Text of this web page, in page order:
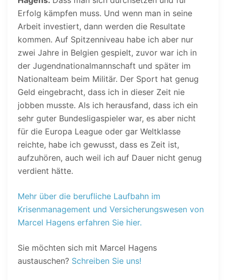
Erfolg kämpfen muss. Und wenn man in seine
Arbeit investiert, dann werden die Resultate
kommen. Auf Spitzenniveau habe ich aber nur
zwei Jahre in Belgien gespielt, zuvor war ich in
der Jugendnationalmannschaft und später im
Nationalteam beim Militär. Der Sport hat genug
Geld eingebracht, dass ich in dieser Zeit nie
jobben musste. Als ich herausfand, dass ich ein
sehr guter Bundesligaspieler war, es aber nicht
für die Europa League oder gar Weltklasse
reichte, habe ich gewusst, dass es Zeit ist,
aufzuhören, auch weil ich auf Dauer nicht genug
verdient hätte.
Mehr über die berufliche Laufbahn im
Krisenmanagement und Versicherungswesen von
Marcel Hagens erfahren Sie hier.
Sie möchten sich mit Marcel Hagens
austauschen? Schreiben Sie uns!